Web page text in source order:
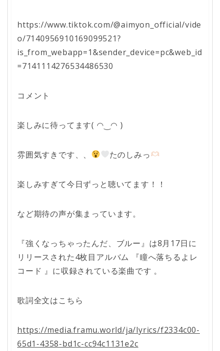
https://www.tiktok.com/@aimyon_official/vide
o/7140956910169099521?
is_from_webapp=1&sender_device=pc&web_id
=7141114276534486530
コメント
楽しみに待ってます( ◠‿◠ )
雰囲気すきです、、 たのしみっ
楽しみすぎて今日ずっと聴いてます！！
など期待の声が集まっています。
『強くなっちゃったんだ、ブルー』は8月17日に
リリースされた4枚目アルバム 『瞳へ落ちるよレ
コード 』に収録されている楽曲です 。
歌詞全文はこちら
https://media.framu.world/ja/lyrics/f2334c00-
65d1-4358-bd1c-cc94c1131e2c